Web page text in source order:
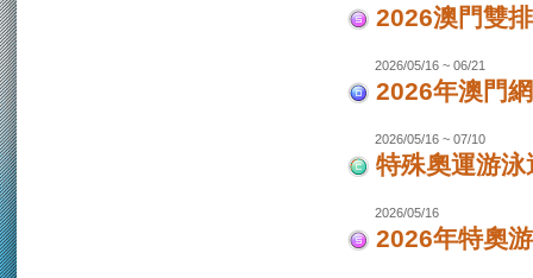
2026澳門雙
2026/05/16 ~ 06/21
2026年澳門
2026/05/16 ~ 07/10
特殊奧運游
2026/05/16
2026年特奧